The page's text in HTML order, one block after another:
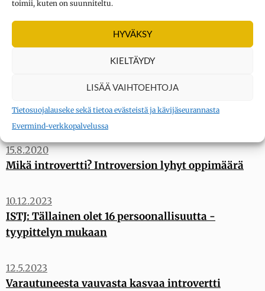
toimii, kuten on suunniteltu.
HYVÄKSY
KIELTÄYDY
LISÄÄ VAIHTOEHTOJA
Tietosuojalauseke sekä tietoa evästeistä ja kävijäseurannasta
Evermind-verkkopalvelussa
Introverttivanhemman selviytymisopas – 9
keinoa lastesi lapsuusvuosista selviämiseen
tyypittelyn mukaan
Mikä introvertti? Introversion lyhyt oppimäärä
15.8.2020
ISTJ: Tällainen olet 16 persoonallisuutta -
tyypittelyn mukaan
10.12.2023
Varautuneesta vauvasta kasvaa introvertti
12.5.2023